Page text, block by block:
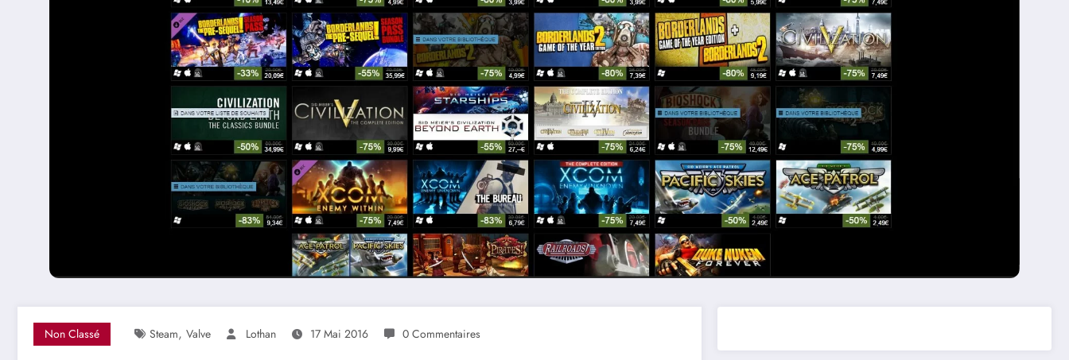
Non Classé Steam, Valve Lothan 17 Mai 2016 0 Commentaires